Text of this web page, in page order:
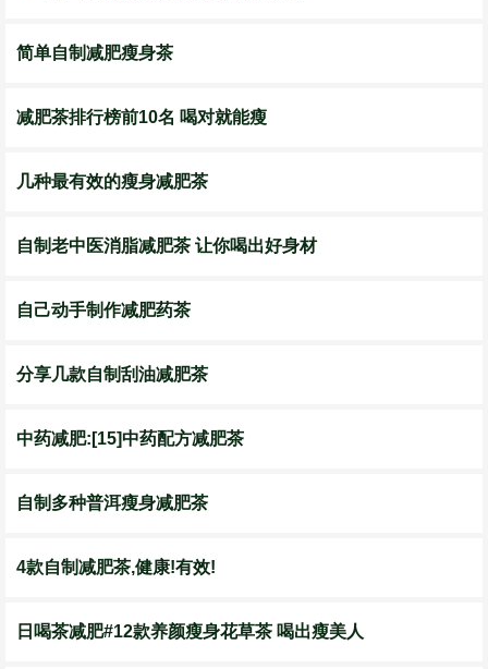
简单自制减肥瘦身茶
减肥茶排行榜前10名 喝对就能瘦
几种最有效的瘦身减肥茶
自制老中医消脂减肥茶 让你喝出好身材
自己动手制作减肥药茶
分享几款自制刮油减肥茶
中药减肥:[15]中药配方减肥茶
自制多种普洱瘦身减肥茶
4款自制减肥茶,健康!有效!
日喝茶减肥#12款养颜瘦身花草茶 喝出瘦美人